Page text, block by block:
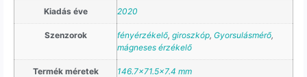
Kiadás éve 2020
Szenzorok fényérzékelő, giroszkóp, Gyorsulásmérő,
mágneses érzékelő
Termék méretek 146.7×71.5×7.4 mm